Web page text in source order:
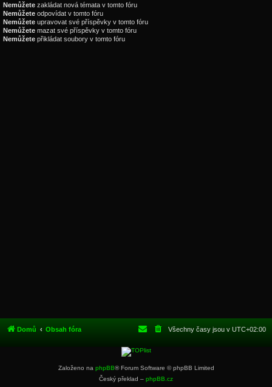
Nemůžete zakládat nová témata v tomto fóru
Nemůžete odpovídat v tomto fóru
Nemůžete upravovat své příspěvky v tomto fóru
Nemůžete mazat své příspěvky v tomto fóru
Nemůžete přikládat soubory v tomto fóru
Domů Obsah fóra Všechny časy jsou v UTC+02:00
Založeno na phpBB® Forum Software © phpBB Limited
Český překlad – phpBB.cz